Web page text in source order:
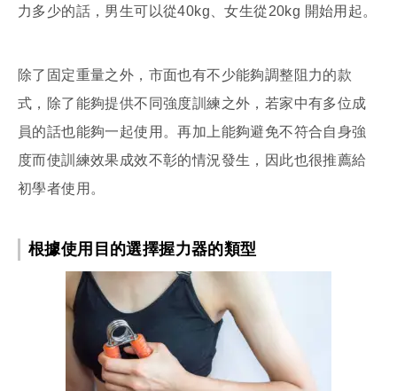
力多少的話，男生可以從40kg、女生從20kg 開始用起。
除了固定重量之外，市面也有不少能夠調整阻力的款
式，除了能夠提供不同強度訓練之外，若家中有多位成
員的話也能夠一起使用。再加上能夠避免不符合自身強
度而使訓練效果成效不彰的情況發生，因此也很推薦給
初學者使用。
根據使用目的選擇握力器的類型